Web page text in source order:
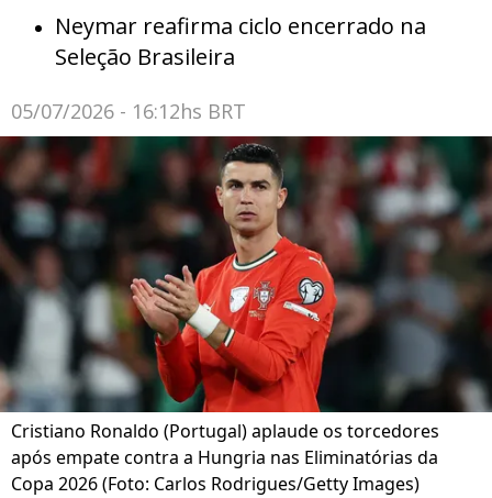
Neymar reafirma ciclo encerrado na
Seleção Brasileira
05/07/2026 - 16:12hs BRT
Cristiano Ronaldo (Portugal) aplaude os torcedores
após empate contra a Hungria nas Eliminatórias da
Copa 2026 (Foto: Carlos Rodrigues/Getty Images)